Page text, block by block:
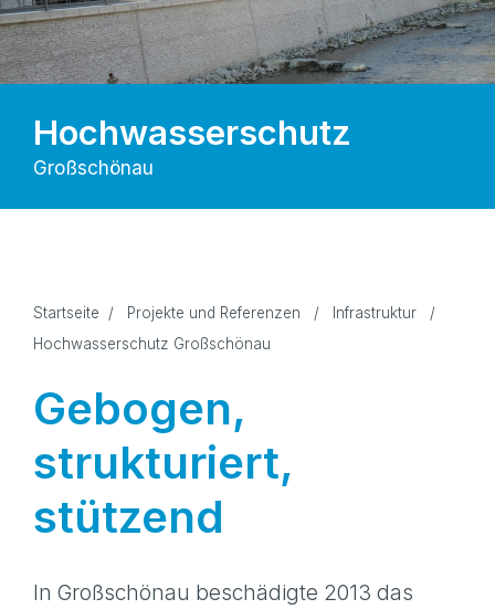
Hochwasserschutz
Großschönau
Startseite / Projekte und Referenzen / Infrastruktur
/
Hochwasserschutz Großschönau
Gebogen,
strukturiert,
stützend
In Großschönau beschädigte 2013 das